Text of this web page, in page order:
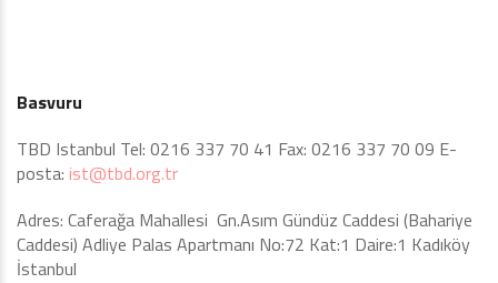
Basvuru
TBD Istanbul Tel: 0216 337 70 41 Fax: 0216 337 70 09 E-
posta: ist@tbd.org.tr
Adres: Caferağa Mahallesi Gn.Asım Gündüz Caddesi (Bahariye
Caddesi) Adliye Palas Apartmanı No:72 Kat:1 Daire:1 Kadıköy
İstanbul